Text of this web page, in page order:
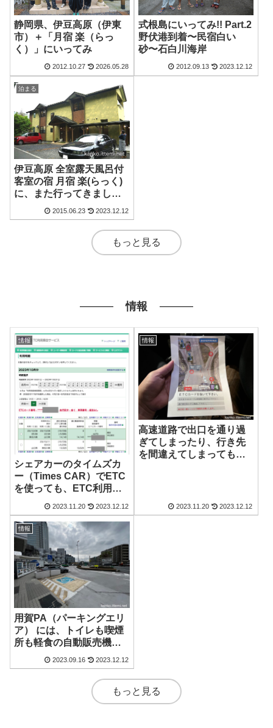
静岡県、伊豆高原（伊東
市）＋「月宿 楽（らっ
く）」にいってみ
2012.10.27 2026.05.28
式根島にいってみ!! Part.2
野伏港到着〜民宿白い
砂〜石白川海岸
2012.09.13 2023.12.12
泊まる
伊豆高原 全室露天風呂付
客室の宿 月宿 楽(らっく)
に、また行ってきまし
2015.06.23 2023.12.12
もっと見る
情報
情報
シェアカーのタイムズカ
ー（Times CAR）でETC
を使っても、ETC利用照
会サービスで利用明細を
Webから取得できる！別
のETC車載器で使用した
際にも！
2023.11.20 2023.12.12
情報
高速道路で出口を通り過
ぎてしまったり、行き先
を間違えてしまっても、
2023.11.20 2023.12.12
情報
用賀PA（パーキングエリ
ア） には、トイレも喫煙
所も軽食の自動販売機も
ありました！
2023.09.16 2023.12.12
もっと見る